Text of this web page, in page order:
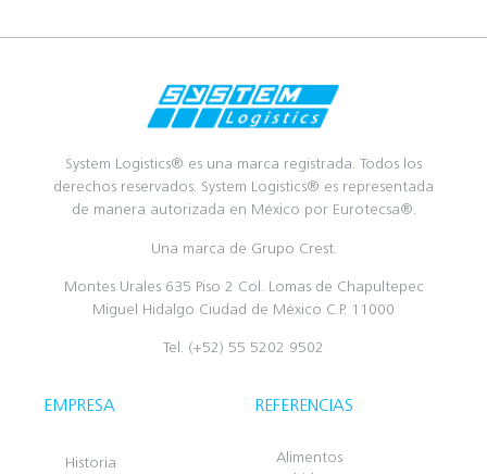
System Logistics® es una marca registrada. Todos los
derechos reservados. System Logistics® es representada
de manera autorizada en México por Eurotecsa®.
Una marca de Grupo Crest.
Montes Urales 635 Piso 2 Col. Lomas de Chapultepec
Miguel Hidalgo Ciudad de México C.P. 11000
Tel. (+52) 55 5202 9502
EMPRESA
Historia
REFERENCIAS
Alimentos